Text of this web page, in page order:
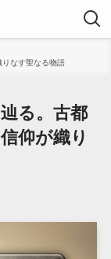
なす聖なる物語
る。古都
仰が織り